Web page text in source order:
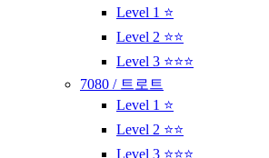
Level 1 ⭐
Level 2 ⭐⭐
Level 3 ⭐⭐⭐
7080 / 트로트
Level 1 ⭐
Level 2 ⭐⭐
Level 3 ⭐⭐⭐